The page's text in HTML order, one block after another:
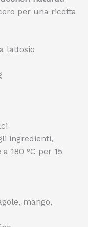
per una ricetta
lattosio
ingredienti,
180 °C per 15
mango,